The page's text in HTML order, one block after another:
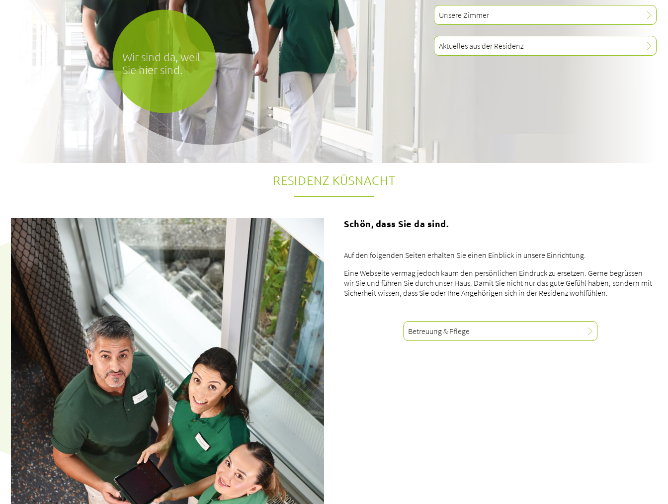
Schön, dass Sie
da sind.
Unsere Zimmer
Aktuelles aus der Residenz
RESIDENZ KÜSNACHT
Schön, dass Sie da sind.
Auf den folgenden Seiten erhalten Sie einen Einblick in unsere Einrichtung.
Eine Webseite vermag jedoch kaum den persönlichen Eindruck zu ersetzen. Gerne begrüssen
wir Sie und führen Sie durch unser Haus. Damit Sie nicht nur das gute Gefühl haben, sondern mit
Sicherheit wissen, dass Sie oder Ihre Angehörigen sich in der Residenz wohlfühlen.
Betreuung & Pflege